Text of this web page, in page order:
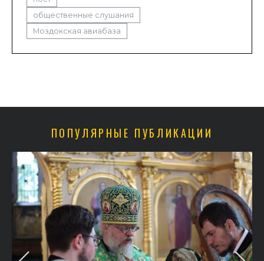
общественные слушания
Моздокская авиабаза
ПОПУЛЯРНЫЕ ПУБЛИКАЦИИ